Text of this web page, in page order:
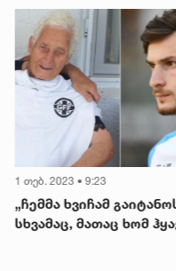
1 თებ. 2023 • 9:23
„ჩემმა ხვიჩამ
სხვამაც, მათაც ხომ